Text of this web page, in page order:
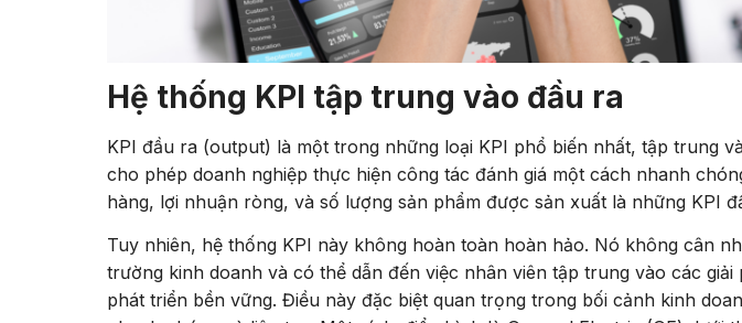
Hệ thống KPI tập trung vào đầu ra
KPI đầu ra (output) là một trong những loại KPI phổ biến nhất, tập trung
cho phép doanh nghiệp thực hiện công tác đánh giá một cách nhanh
hàng, lợi nhuận ròng, và số lượng sản phẩm được sản xuất là những KPI
Tuy nhiên, hệ thống KPI này không hoàn toàn hoàn hảo. Nó không cân
trường kinh doanh và có thể dẫn đến việc nhân viên tập trung vào các
phát triển bền vững. Điều này đặc biệt quan trọng trong bối cảnh kinh